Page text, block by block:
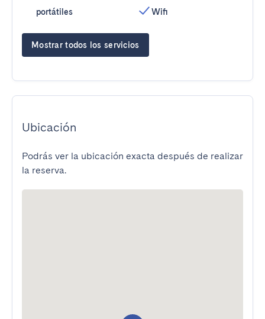
portátiles
Wifi
Mostrar todos los servicios
Ubicación
Podrás ver la ubicación exacta después de realizar
la reserva.